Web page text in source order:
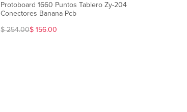
Protoboard 1660 Puntos Tablero Zy-204
Conectores Banana Pcb
$ 254.00$ 156.00